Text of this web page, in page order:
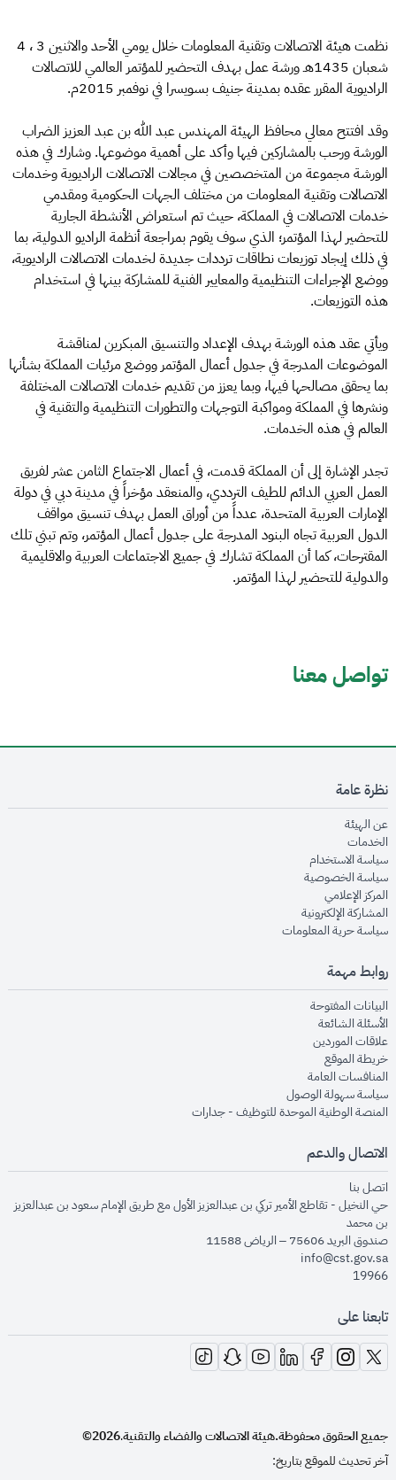
نظمت هيئة الاتصالات وتقنية المعلومات خلال يومي الأحد والاثنين 3 ، 4
شعبان 1435هـ ورشة عمل بهدف التحضير للمؤتمر العالمي للاتصالات
الراديوية المقرر عقده بمدينة جنيف بسويسرا في نوفمبر 2015م.
وقد افتتح معالي محافظ الهيئة المهندس عبد الله بن عبد العزيز الضراب
الورشة ورحب بالمشاركين فيها وأكد على أهمية موضوعها. وشارك في هذه
الورشة مجموعة من المتخصصين في مجالات الاتصالات الراديوية وخدمات
الاتصالات وتقنية المعلومات من مختلف الجهات الحكومية ومقدمي
خدمات الاتصالات في المملكة، حيث تم استعراض الأنشطة الجارية
للتحضير لهذا المؤتمر؛ الذي سوف يقوم بمراجعة أنظمة الراديو الدولية، بما
في ذلك إيجاد توزيعات نطاقات ترددات جديدة لخدمات الاتصالات الراديوية،
ووضع الإجراءات التنظيمية والمعايير الفنية للمشاركة بينها في استخدام
هذه التوزيعات.
ويأتي عقد هذه الورشة بهدف الإعداد والتنسيق المبكرين لمناقشة
الموضوعات المدرجة في جدول أعمال المؤتمر ووضع مرئيات المملكة بشأنها
بما يحقق مصالحها فيها، وبما يعزز من تقديم خدمات الاتصالات المختلفة
ونشرها في المملكة ومواكبة التوجهات والتطورات التنظيمية والتقنية في
العالم في هذه الخدمات.
تجدر الإشارة إلى أن المملكة قدمت، في أعمال الاجتماع الثامن عشر لفريق
العمل العربي الدائم للطيف الترددي، والمنعقد مؤخراً في مدينة دبي في دولة
الإمارات العربية المتحدة، عدداً من أوراق العمل بهدف تنسيق مواقف
الدول العربية تجاه البنود المدرجة على جدول أعمال المؤتمر، وتم تبني تلك
المقترحات، كما أن المملكة تشارك في جميع الاجتماعات العربية والاقليمية
والدولية للتحضير لهذا المؤتمر.
تواصل معنا
نظرة عامة
عن الهيئةopens in new window
الخدماتopens in new window
سياسة الاستخدام
سياسة الخصوصيةopens in new window
المركز الإعلاميopens in new window
المشاركة الإلكترونيةopens in new window
سياسة حرية المعلوماتopens in new window
روابط مهمة
البيانات المفتوحةopens in new window
الأسئلة الشائعةopens in new window
علاقات الموردينopens in new window
خريطة الموقعopens in new window
المنافسات العامةopens in new window
سياسة سهولة الوصولopens in new window
المنصة الوطنية الموحدة للتوظيف - جداراتopens in new window
الاتصال والدعم
اتصل بنا
حي النخيل - تقاطع الأمير تركي بن عبدالعزيز الأول مع طريق الإمام سعود بن عبدالعزيز
بن محمد
صندوق البريد 75606 – الرياض 11588
info@cst.gov.sa
19966
تابعنا على
opens in new window
opens in new window
opens in new window
opens in new window
opens in new window
opens in new window
opens in new window
جميع الحقوق محفوظة.هيئة الاتصالات والفضاء والتقنية.
2026©
آخر تحديث للموقع بتاريخ: